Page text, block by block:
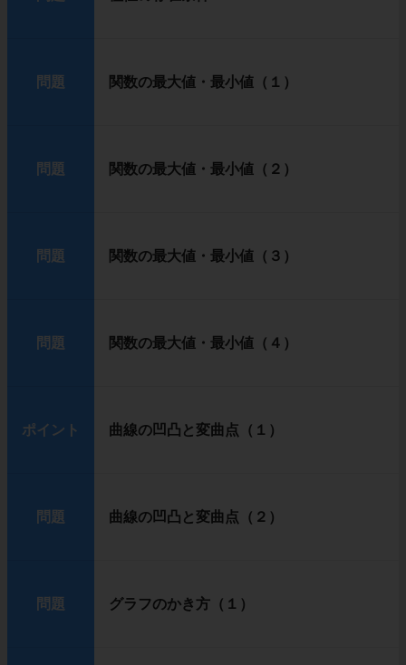
問題 関数の最大値・最小値（１）
問題 関数の最大値・最小値（２）
問題 関数の最大値・最小値（３）
問題 関数の最大値・最小値（４）
ポイント 曲線の凹凸と変曲点（１）
問題 曲線の凹凸と変曲点（２）
問題 グラフのかき方（１）